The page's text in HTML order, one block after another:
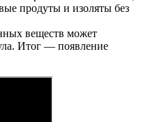
продуты и изоляты без
веществ может
Итог — появление